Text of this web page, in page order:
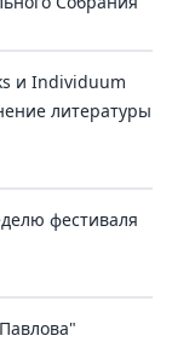
и Individuum
литературы
фестиваля